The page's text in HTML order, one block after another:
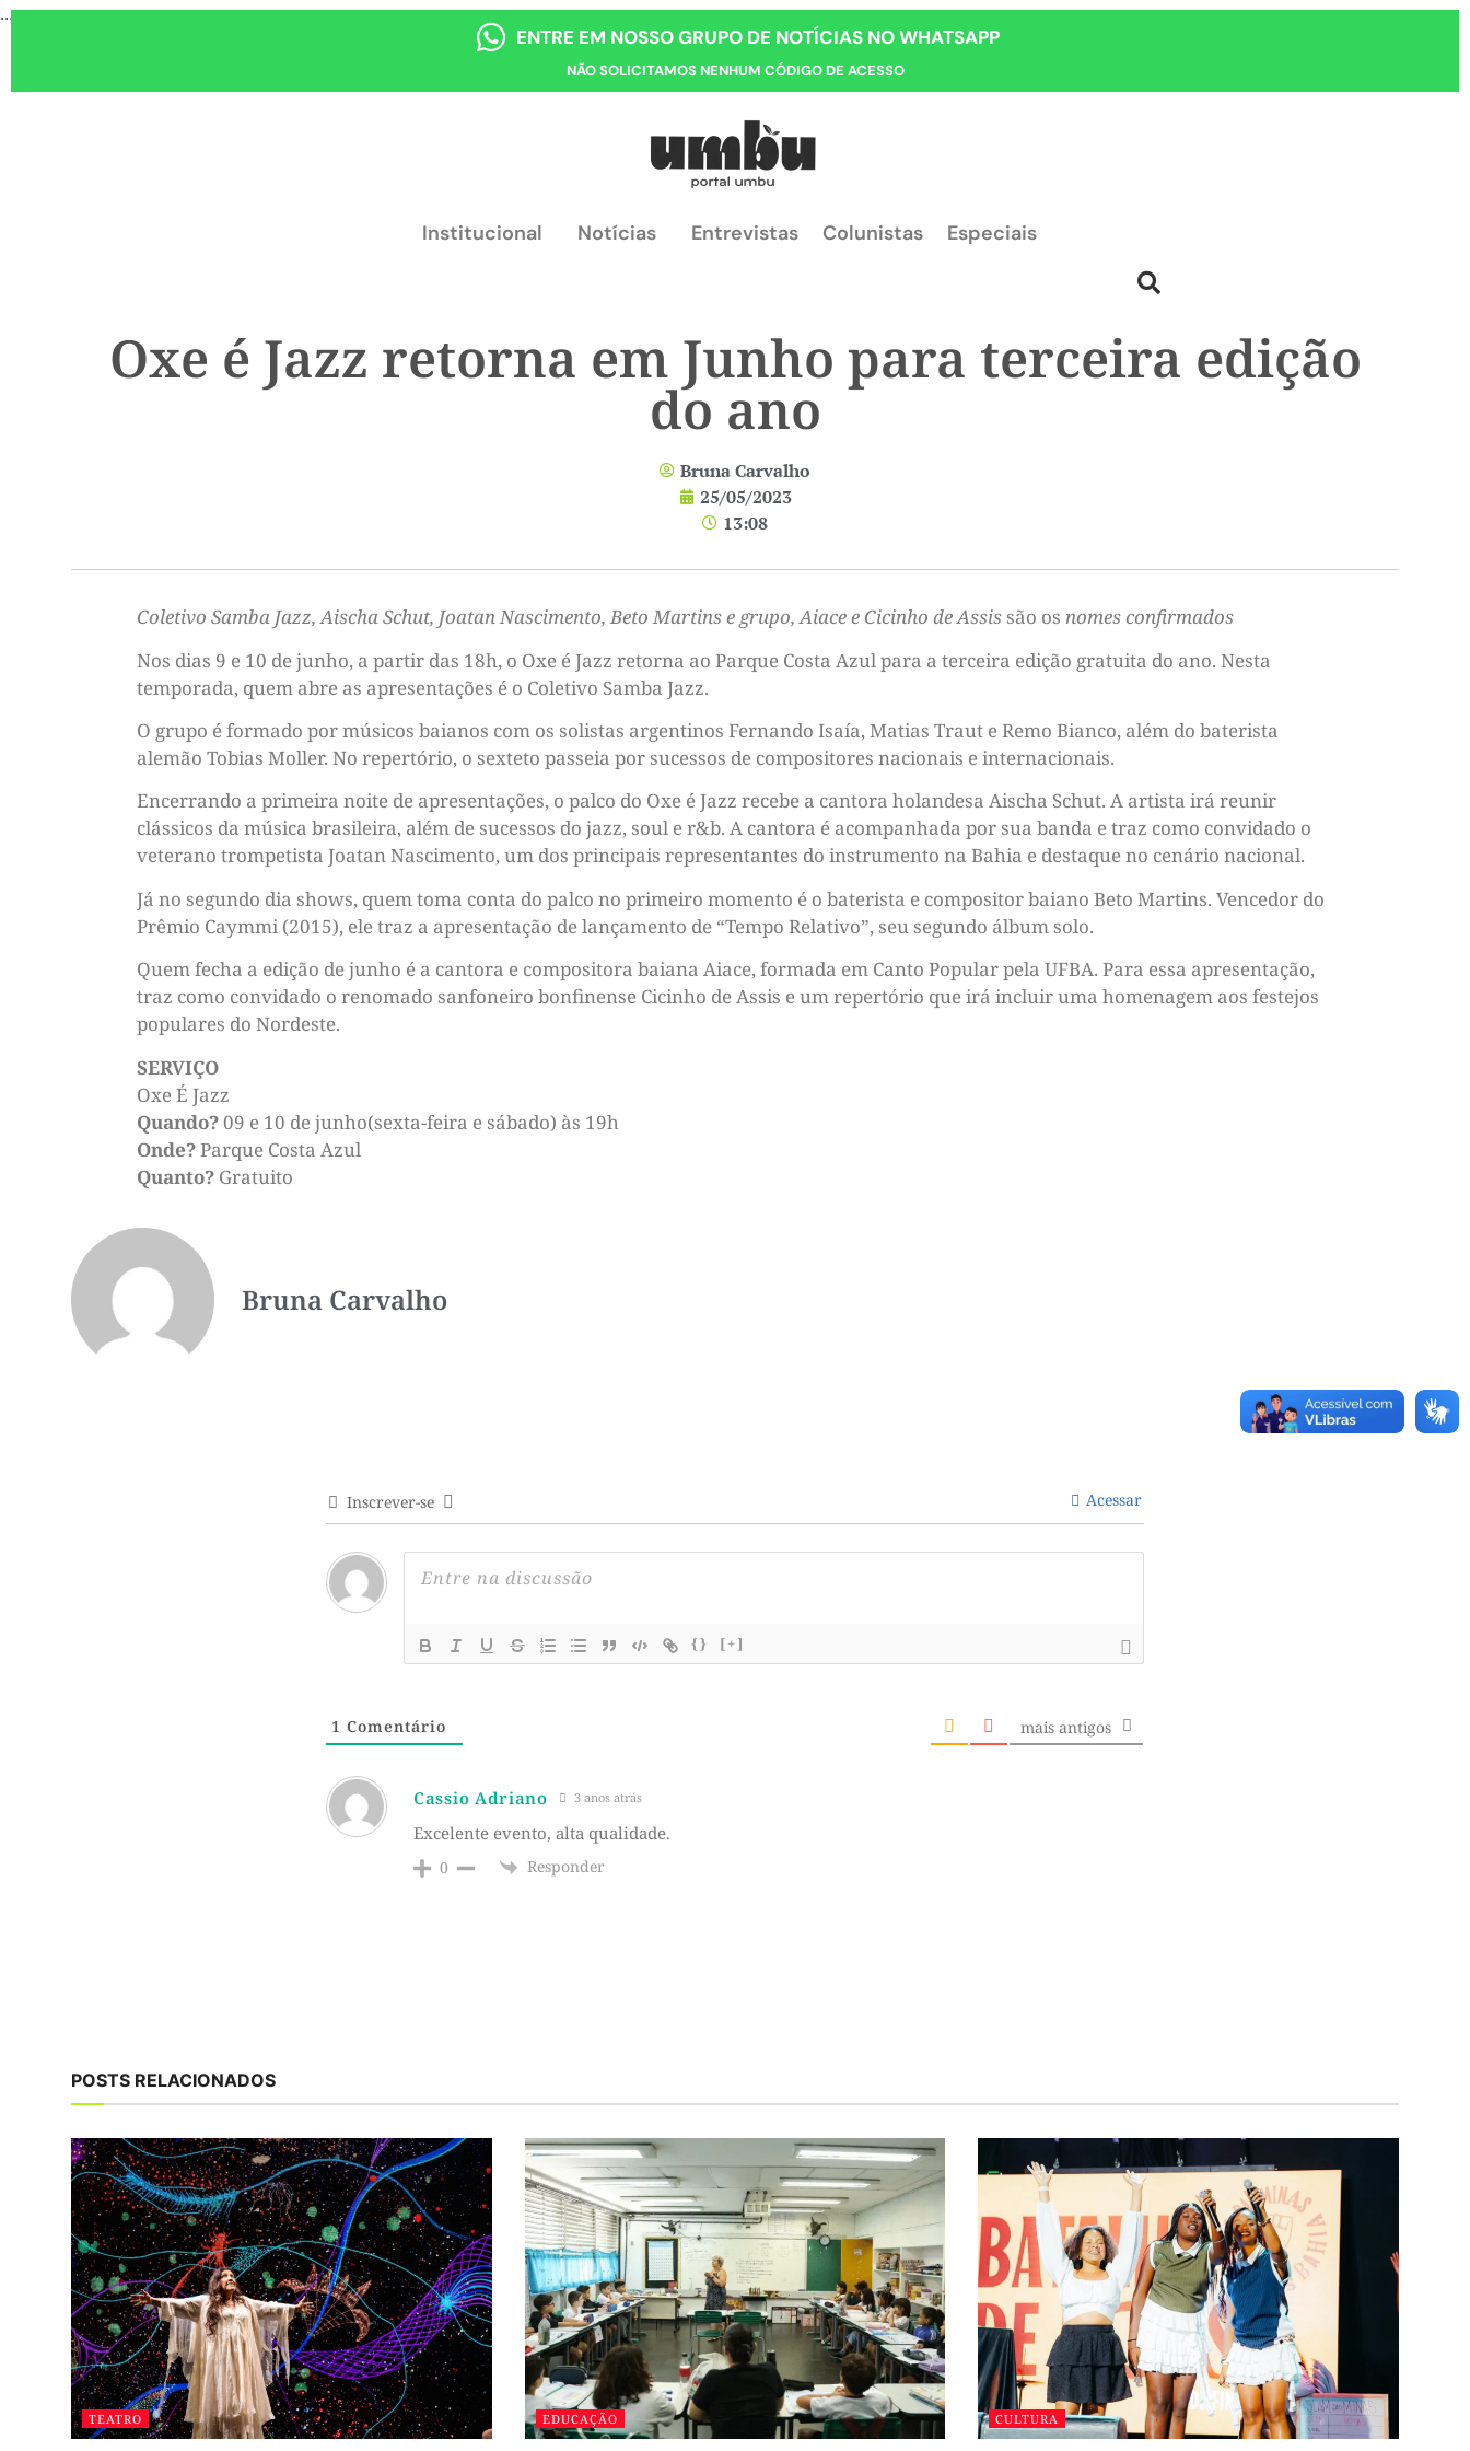
...
ENTRE EM NOSSO GRUPO DE NOTÍCIAS NO WHATSAPP
NÃO SOLICITAMOS NENHUM CÓDIGO DE ACESSO
Institucional Notícias Entrevistas Colunistas Especiais
Oxe é Jazz retorna em Junho para terceira edição
do ano
Bruna Carvalho
25/05/2023
13:08
Coletivo Samba Jazz, Aischa Schut, Joatan Nascimento, Beto Martins e grupo, Aiace e Cicinho de Assissão os nomes confirmados
Nos dias 9 e 10 de junho, a partir das 18h, o Oxe é Jazz retorna ao Parque Costa Azul para a terceira edição gratuita do ano. Nesta
temporada, quem abre as apresentações é o Coletivo Samba Jazz.
O grupo é formado por músicos baianos com os solistas argentinos Fernando Isaía, Matias Traut e Remo Bianco, além do baterista
alemão Tobias Moller. No repertório, o sexteto passeia por sucessos de compositores nacionais e internacionais.
Encerrando a primeira noite de apresentações, o palco do Oxe é Jazz recebe a cantora holandesa Aischa Schut. A artista irá reunir
clássicos da música brasileira, além de sucessos do jazz, soul e r&b. A cantora é acompanhada por sua banda e traz como convidado o
veterano trompetista Joatan Nascimento, um dos principais representantes do instrumento na Bahia e destaque no cenário nacional.
Já no segundo dia shows, quem toma conta do palco no primeiro momento é o baterista e compositor baiano Beto Martins. Vencedor do
Prêmio Caymmi (2015), ele traz a apresentação de lançamento de “Tempo Relativo”, seu segundo álbum solo.
Quem fecha a edição de junho é a cantora e compositora baiana Aiace, formada em Canto Popular pela UFBA. Para essa apresentação,
traz como convidado o renomado sanfoneiro bonfinense Cicinho de Assis e um repertório que irá incluir uma homenagem aos festejos
populares do Nordeste.
SERVIÇO
Oxe É Jazz
Quando?09 e 10 de junho(sexta-feira e sábado) às 19h
Onde?Parque Costa Azul
Quanto? Gratuito
Bruna Carvalho
Inscrever-se Acessar
{} [+]
1 Comentário mais antigos
Cassio Adriano 3 anos atrás
Excelente evento, alta qualidade.
0 Responder
POSTS RELACIONADOS
TEATRO EDUCAÇÃO CULTURA